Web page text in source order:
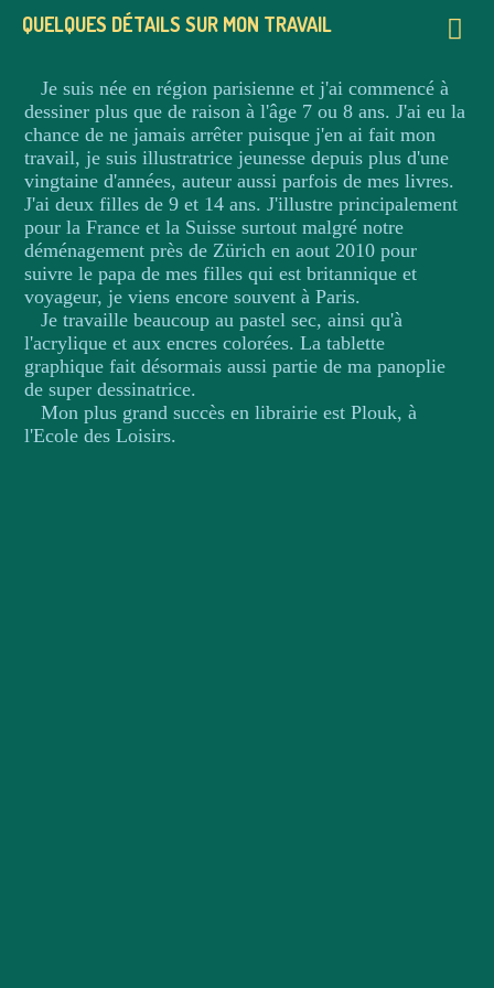
Christel Desmoinaux
Portfolio petite enfance
QUELQUES DÉTAILS SUR MON TRAVAIL
Je suis née en région parisienne et j'ai commencé à
dessiner plus que de raison à l'âge 7 ou 8 ans. J'ai eu la
chance de ne jamais arrêter puisque j'en ai fait mon
travail, je suis illustratrice jeunesse depuis plus d'une
vingtaine d'années, auteur aussi parfois de mes livres.
J'ai deux filles de 9 et 14 ans. J'illustre principalement
pour la France et la Suisse surtout malgré notre
déménagement près de Zürich en aout 2010 pour
suivre le papa de mes filles qui est britannique et
voyageur, je viens encore souvent à Paris.
Je travaille beaucoup au pastel sec, ainsi qu'à
l'acrylique et aux encres colorées. La tablette
graphique fait désormais aussi partie de ma panoplie
de super dessinatrice.
Mon plus grand succès en librairie est Plouk, à
l'Ecole des Loisirs.
Ultra-book